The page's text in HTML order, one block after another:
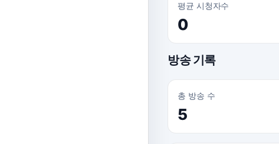
평균 시청자수
0
방송 기록
총 방송 수
5